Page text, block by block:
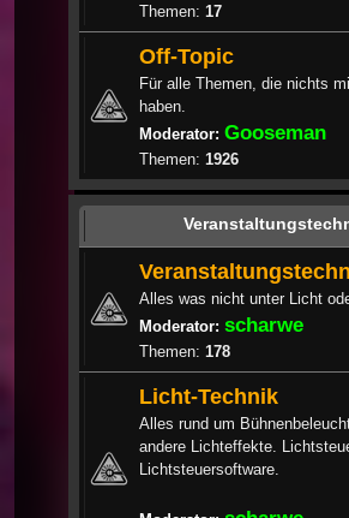
Themen: 17
Off-Topic
Für alle Themen, die nichts
haben.
Moderator: Gooseman
Themen: 1926
Alles was nicht unter Licht
Moderator: scharwe
Themen: 178
Licht-Technik
Alles rund um
andere Lichteffekte.
Lichtsteuersoftware.